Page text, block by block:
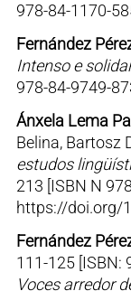
978-84-1170-
Fernández
Intenso e
978-84-9749-
Ánxela Lema
Belina, Bartosz
estudos
213 [ISBN N
https://doi.org/
Fernández
111-125 [ISBN:
Voces arredor